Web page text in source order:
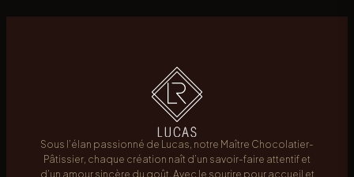
Sous l’élan passionné de Lucas, notre Maître Chocolatier-
Pâtissier, chaque création naît d’un savoir-faire attentif et
d’un amour sincère du goût. Avec le sourire pour accueil et